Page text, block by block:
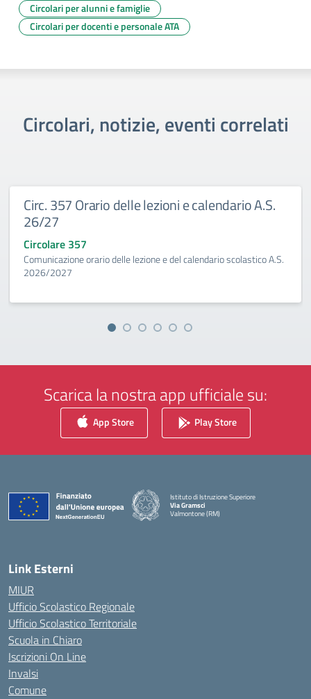
Circolari per alunni e famiglie
Circolari per docenti e personale ATA
Circolari, notizie, eventi correlati
Circ. 357 Orario delle lezioni e calendario A.S.
26/27
Circolare 357
Comunicazione orario delle lezione e del calendario scolastico A.S.
2026/2027
Scarica la nostra app ufficiale su:
App Store Play Store
Istituto di Istruzione Superiore
Via Gramsci
Valmontone (RM)
Link Esterni
MIUR
Ufficio Scolastico Regionale
Ufficio Scolastico Territoriale
Scuola in Chiaro
Iscrizioni On Line
Invalsi
Comune